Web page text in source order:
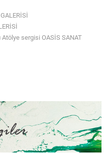
Atölye sergisi OASİS SANAT
I Su Sergisi
Davetlisiniz